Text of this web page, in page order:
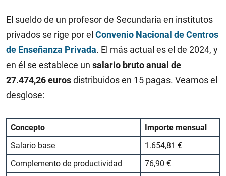
El sueldo de un profesor de Secundaria en institutos
privados se rige por el Convenio Nacional de Centros
de Enseñanza Privada. El más actual es el de 2024, y
en él se establece un salario bruto anual de
27.474,26 eurosdistribuidos en 15 pagas. Veamos el
desglose:
Concepto
Importe mensual
Salario base
1.654,81 €
Complemento de productividad
76,90 €